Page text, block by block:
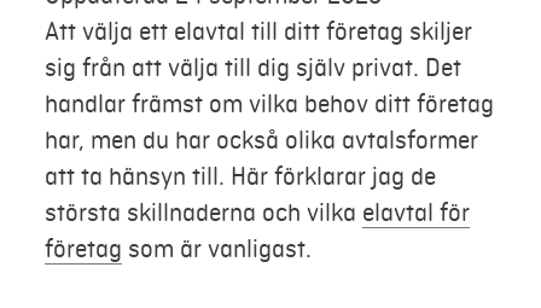
Mina sidor
Att välja ett elavtal till ditt företag skiljer
sig från att välja till dig själv privat. Det
handlar främst om vilka behov ditt företag
har, men du har också olika avtalsformer
att ta hänsyn till. Här förklarar jag de
största skillnaderna och vilka elavtal för
företag som är vanligast.